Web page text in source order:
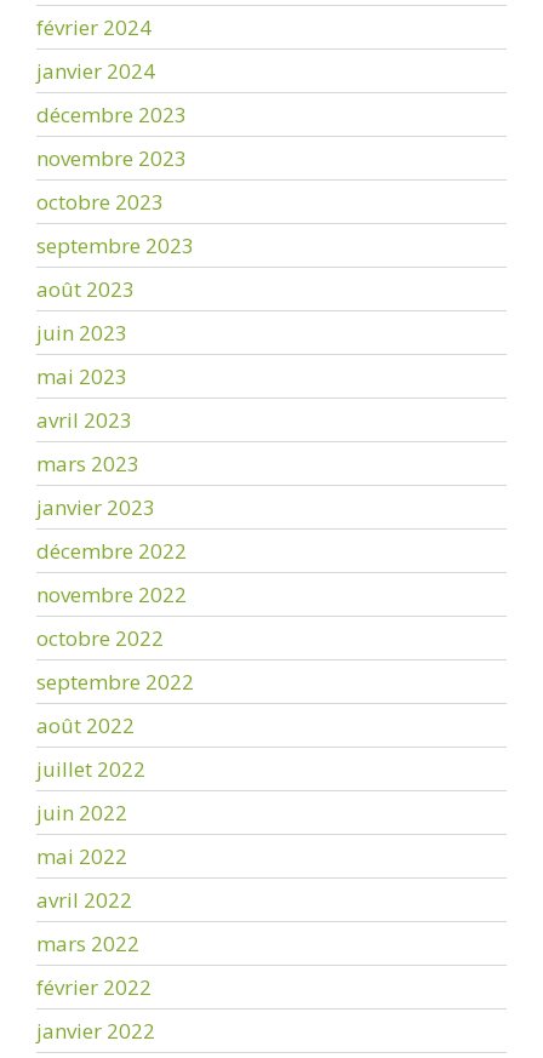
février 2024
janvier 2024
décembre 2023
novembre 2023
octobre 2023
septembre 2023
août 2023
juin 2023
mai 2023
avril 2023
mars 2023
janvier 2023
décembre 2022
novembre 2022
octobre 2022
septembre 2022
août 2022
juillet 2022
juin 2022
mai 2022
avril 2022
mars 2022
février 2022
janvier 2022